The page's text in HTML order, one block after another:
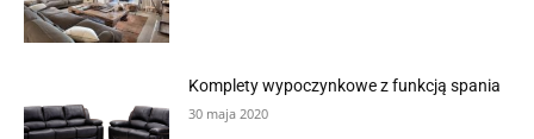
Komplety wypoczynkowe z funkcją spania
30 maja 2020